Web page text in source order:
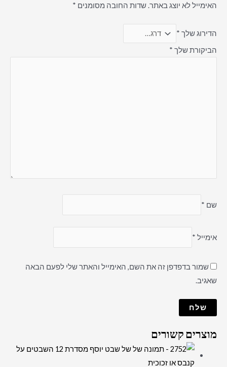
האימייל לא יוצג באתר.שדות החובה מסומנים *
הדירוג שלך *
הביקורת שלך *
שם *
אימייל *
שמור בדפדפן זה את השם, האימייל והאתר שלי לפעם הבאה
שאגיב.
מוצרים קשורים